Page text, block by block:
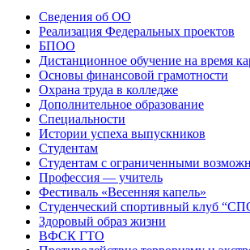
Сведения об ОО
Реализация Федеральных проектов
БПОО
Дистанционное обучение на время
Основы финансовой грамотности
Охрана труда в колледже
Дополнительное образование
Специальности
Истории успеха выпускников
Студентам
Студентам с ограниченными
Профессия — учитель
Фестиваль «Весенняя капель»
Студенческий спортивный клуб
Здоровый образ жизни
ВФСК ГТО